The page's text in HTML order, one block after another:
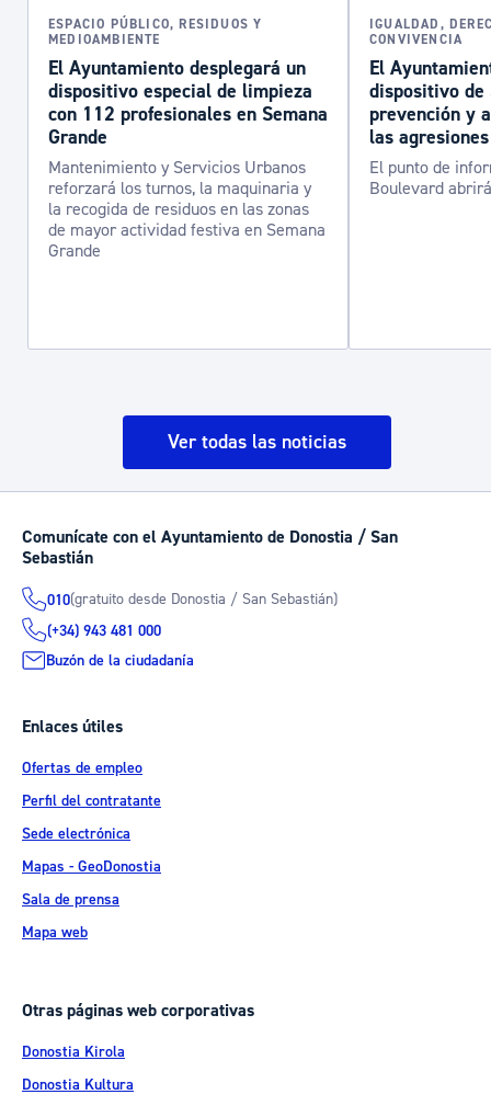
ESPACIO PÚBLICO, RESIDUOS Y
MEDIOAMBIENTE
El Ayuntamiento desplegará un
dispositivo especial de limpieza
con 112 profesionales en Semana
Grande
Mantenimiento y Servicios Urbanos
reforzará los turnos, la maquinaria y
la recogida de residuos en las zonas
de mayor actividad festiva en Semana
Grande
IGUALDAD,
CONVIVENCIA
El
dispositivo de
prevención y
las
El punto de
Boulevard
Ver todas las noticias
Comunícate con el Ayuntamiento de Donostia / San
Sebastián
010(gratuito desde Donostia / San Sebastián)
(+34) 943 481 000
Buzón de la ciudadanía
Enlaces útiles
Ofertas de empleo
Perfil del contratante
Sede electrónica
Mapas - GeoDonostia
Sala de prensa
Mapa web
Otras páginas web corporativas
Donostia Kirola
Donostia Kultura